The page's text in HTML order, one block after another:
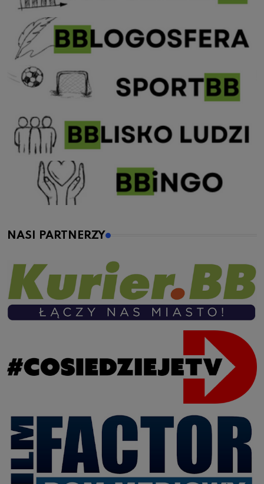
NASI PARTNERZY